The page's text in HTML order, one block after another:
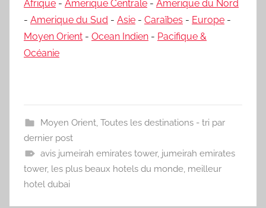
Afrique - Amerique Centrale - Amerique du Nord
- Amerique du Sud - Asie - Caraïbes - Europe -
Moyen Orient - Ocean Indien - Pacifique &
Océanie
Moyen Orient, Toutes les destinations - tri par
dernier post
avis jumeirah emirates tower, jumeirah emirates
tower, les plus beaux hotels du monde, meilleur
hotel dubai